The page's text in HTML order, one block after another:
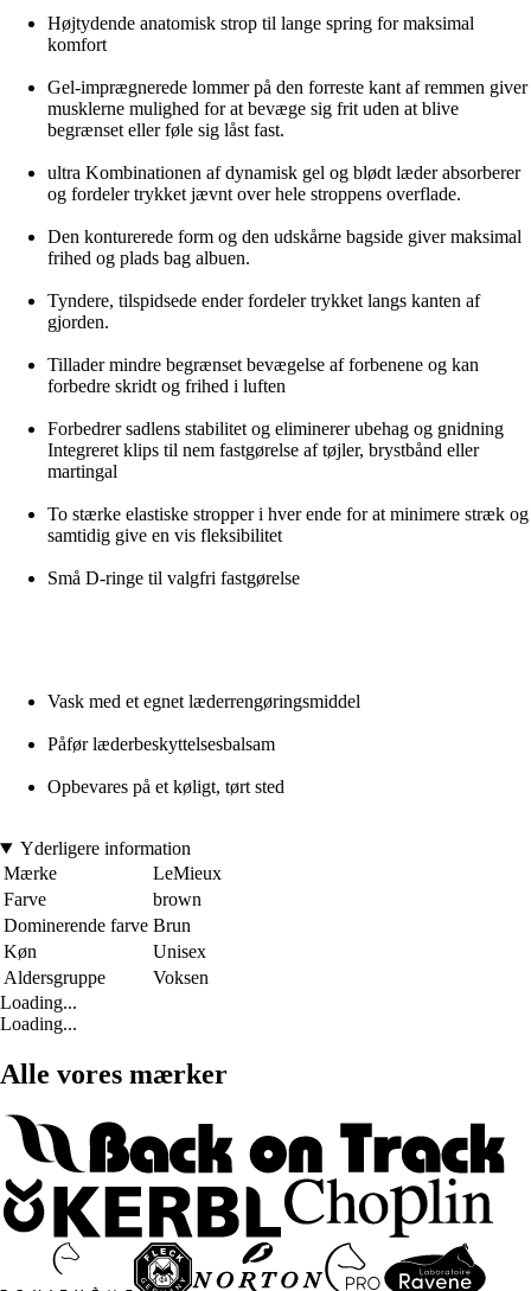
Højtydende anatomisk strop til lange spring for maksimal
komfort
Gel-imprægnerede lommer på den forreste kant af remmen giver
musklerne mulighed for at bevæge sig frit uden at blive
begrænset eller føle sig låst fast.
ultra Kombinationen af dynamisk gel og blødt læder absorberer
og fordeler trykket jævnt over hele stroppens overflade.
Den konturerede form og den udskårne bagside giver maksimal
frihed og plads bag albuen.
Tyndere, tilspidsede ender fordeler trykket langs kanten af
gjorden.
Tillader mindre begrænset bevægelse af forbenene og kan
forbedre skridt og frihed i luften
Forbedrer sadlens stabilitet og eliminerer ubehag og gnidning
Integreret klips til nem fastgørelse af tøjler, brystbånd eller
martingal
To stærke elastiske stropper i hver ende for at minimere stræk og
samtidig give en vis fleksibilitet
Små D-ringe til valgfri fastgørelse
Vask med et egnet læderrengøringsmiddel
Påfør læderbeskyttelsesbalsam
Opbevares på et køligt, tørt sted
Yderligere information
Mærke
LeMieux
Farve
brown
Dominerende farve Brun
Køn
Unisex
Aldersgruppe
Voksen
Loading...
Loading...
Alle vores mærker